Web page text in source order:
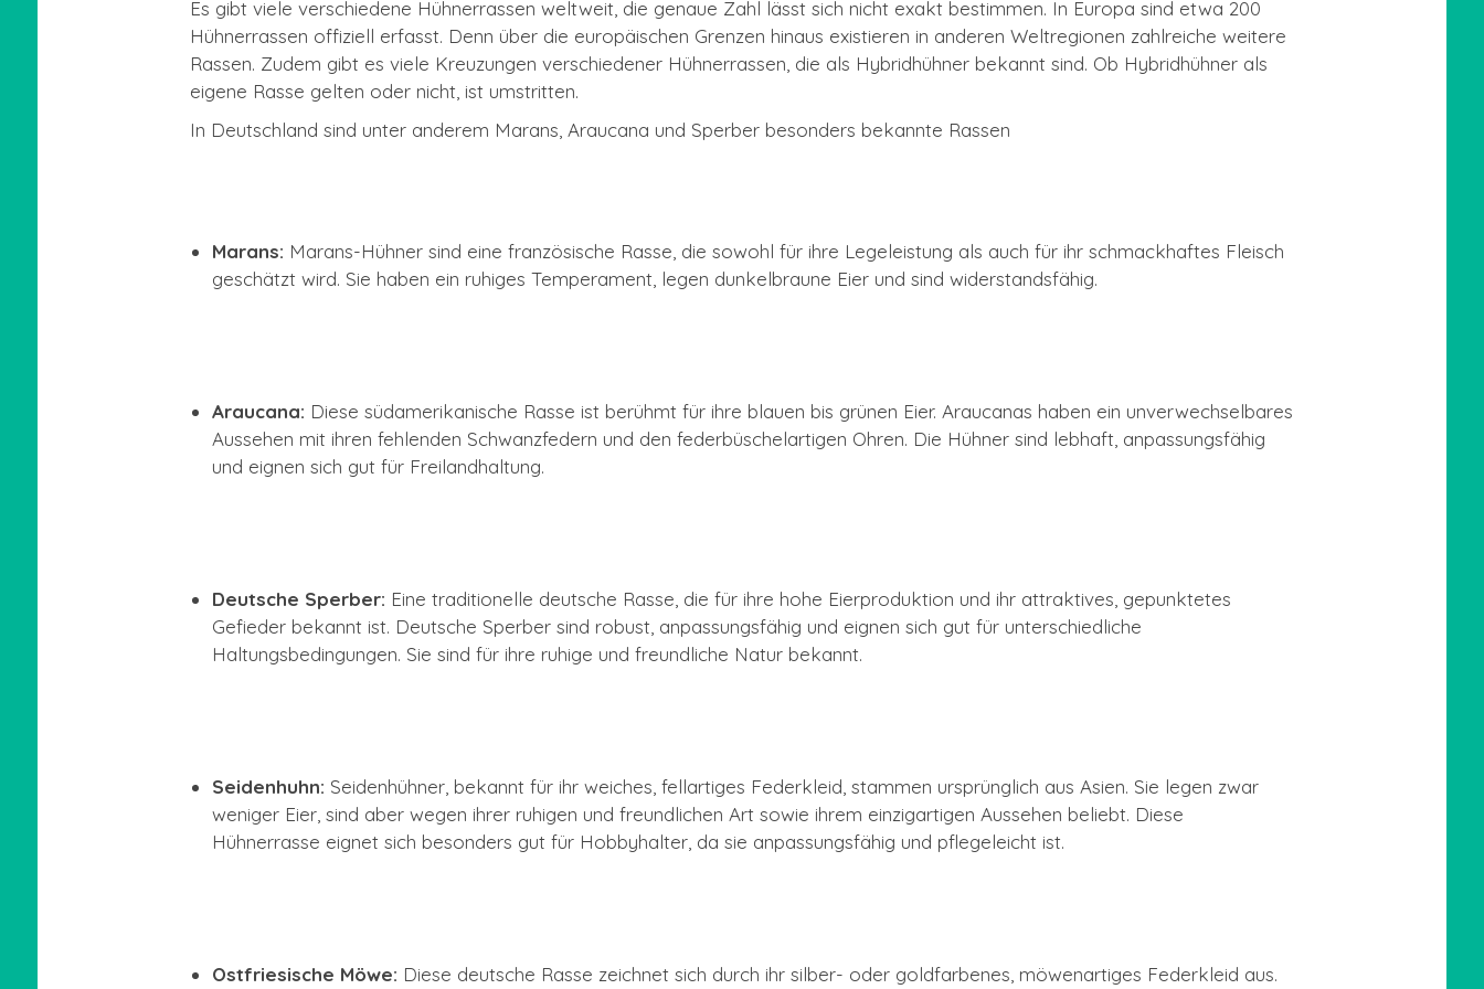
Es gibt viele verschiedene Hühnerrassen weltweit, die genaue Zahl lässt sich nicht exakt bestimmen. In Europa sind etwa 200
Hühnerrassen offiziell erfasst. Denn über die europäischen Grenzen hinaus existieren in anderen Weltregionen zahlreiche weitere
Rassen. Zudem gibt es viele Kreuzungen verschiedener Hühnerrassen, die als Hybridhühner bekannt sind. Ob Hybridhühner als
eigene Rasse gelten oder nicht, ist umstritten.
In Deutschland sind unter anderem Marans, Araucana und Sperber besonders bekannte Rassen
Marans: Marans-Hühner sind eine französische Rasse, die sowohl für ihre Legeleistung als auch für ihr schmackhaftes Fleisch
geschätzt wird. Sie haben ein ruhiges Temperament, legen dunkelbraune Eier und sind widerstandsfähig.
Araucana: Diese südamerikanische Rasse ist berühmt für ihre blauen bis grünen Eier. Araucanas haben ein unverwechselbares
Aussehen mit ihren fehlenden Schwanzfedern und den federbüschelartigen Ohren. Die Hühner sind lebhaft, anpassungsfähig
und eignen sich gut für Freilandhaltung.
Deutsche Sperber: Eine traditionelle deutsche Rasse, die für ihre hohe Eierproduktion und ihr attraktives, gepunktetes
Gefieder bekannt ist. Deutsche Sperber sind robust, anpassungsfähig und eignen sich gut für unterschiedliche
Haltungsbedingungen. Sie sind für ihre ruhige und freundliche Natur bekannt.
Seidenhuhn: Seidenhühner, bekannt für ihr weiches, fellartiges Federkleid, stammen ursprünglich aus Asien. Sie legen zwar
weniger Eier, sind aber wegen ihrer ruhigen und freundlichen Art sowie ihrem einzigartigen Aussehen beliebt. Diese
Hühnerrasse eignet sich besonders gut für Hobbyhalter, da sie anpassungsfähig und pflegeleicht ist.
Ostfriesische Möwe: Diese deutsche Rasse zeichnet sich durch ihr silber- oder goldfarbenes, möwenartiges Federkleid aus.